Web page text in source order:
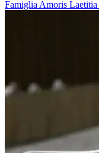
Famiglia Amoris Laetitia